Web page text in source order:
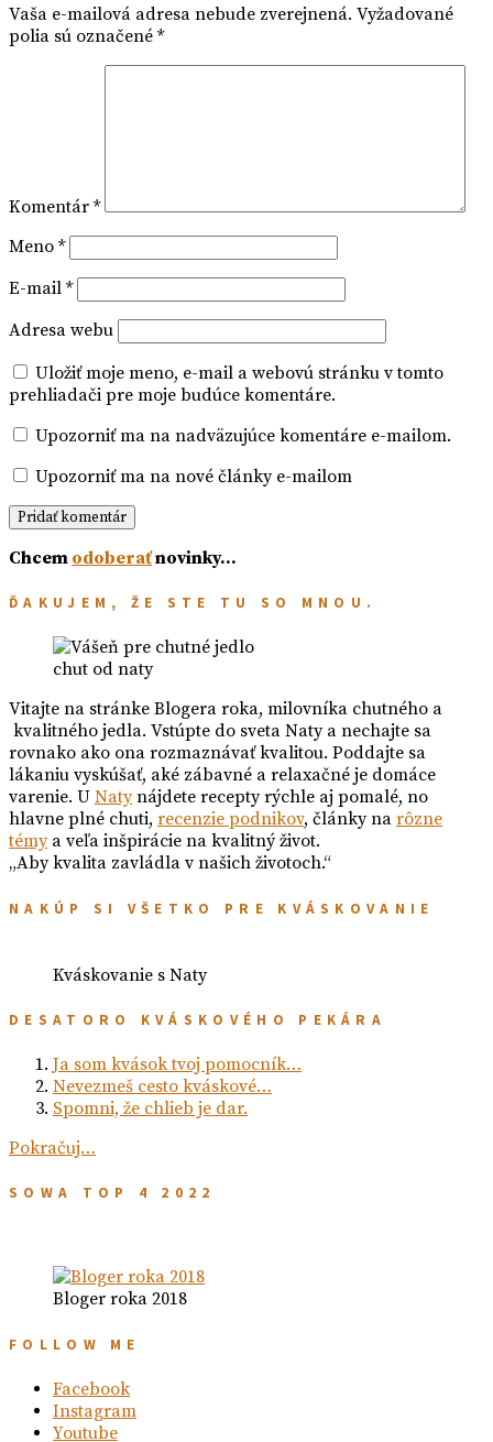
Vaša e-mailová adresa nebude zverejnená. Vyžadované
polia sú označené *
Komentár *
Meno *
E-mail *
Adresa webu
Uložiť moje meno, e-mail a webovú stránku v tomto
prehliadači pre moje budúce komentáre.
Upozorniť ma na nadväzujúce komentáre e-mailom.
Upozorniť ma na nové články e-mailom
Chcem odoberaťnovinky…
ĎAKUJEM, ŽE STE TU SO MNOU.
chut od naty
Vitajte na stránke Blogera roka, milovníka chutného a
kvalitného jedla. Vstúpte do sveta Naty a nechajte sa
rovnako ako ona rozmaznávať kvalitou. Poddajte sa
lákaniu vyskúšať, aké zábavné a relaxačné je domáce
varenie. U Natynájdete recepty rýchle aj pomalé, no
hlavne plné chuti, recenzie podnikov, články na rôzne
témya veľa inšpirácie na kvalitný život.
„Aby kvalita zavládla v našich životoch.“
NAKÚP SI VŠETKO PRE KVÁSKOVANIE
Kváskovanie s Naty
DESATORO KVÁSKOVÉHO PEKÁRA
Ja som kvások tvoj pomocník…
Nevezmeš cesto kváskové…
Spomni, že chlieb je dar.
Pokračuj…
SOWA TOP 4 2022
Bloger roka 2018
FOLLOW ME
Facebook
Instagram
Youtube